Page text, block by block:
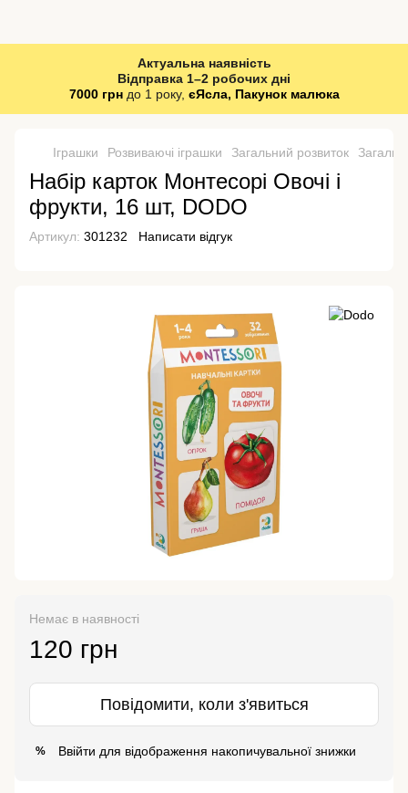
Актуальна наявність
Відправка 1–2 робочих дні
7000 грндо 1 року, єЯсла, Пакунок малюка
Іграшки Розвиваючі іграшки Загальний розвиток
Набір карток Монтесорі Овочі і
фрукти, 16 шт, DODO
Артикул: 301232 Написати відгук
Немає в наявності
120 грн
Повідомити, коли з'явиться
% Ввійти для відображення накопичувальної знижки